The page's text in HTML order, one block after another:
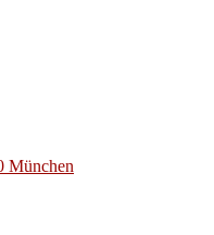
München